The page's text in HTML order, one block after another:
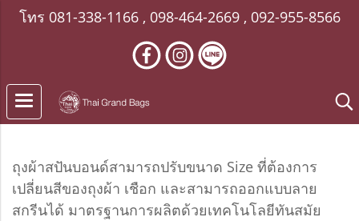
โทร 081-338-1166, 098-464-2669, 092-955-8566
ถุงผ้าสปันบอนด์สามารถปรับขนาด Size ที่ต้องการ
เปลี่ยนสีของถุงผ้า เชือก และสามารถออกแบบลาย
สกรีนได้ มาตรฐานการผลิตด้วยเทคโนโลยีทันสมัย